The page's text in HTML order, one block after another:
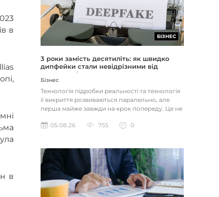
в
в
БІЗНЕС
3 роки замість десятиліть: як швидко
дипфейки стали невідрізними від
реальності
Бізнес
Технологія підробки реальності та технологія
її викриття розвиваються паралельно, але
перша майже завжди на крок попереду. Це не
05.08.26
755 0